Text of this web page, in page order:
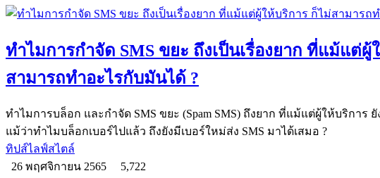
ทำไมการกำจัด SMS ขยะ ถึงเป็นเรื่องยาก ที่แม้แต่ผู้
สามารถทำอะไรกับมันได้ ?
ทำไมการบล็อก และกำจัด SMS ขยะ (Spam SMS) ถึงยาก ที่แม้แต่ผู้ให้บริการ
แม้ว่าทำไมบล็อกเบอร์ไปแล้ว ถึงยังมีเบอร์ใหม่ส่ง SMS มาได้เสมอ ?
ทิปส์ไลฟ์สไตล์
26 พฤศจิกายน 2565
5,722